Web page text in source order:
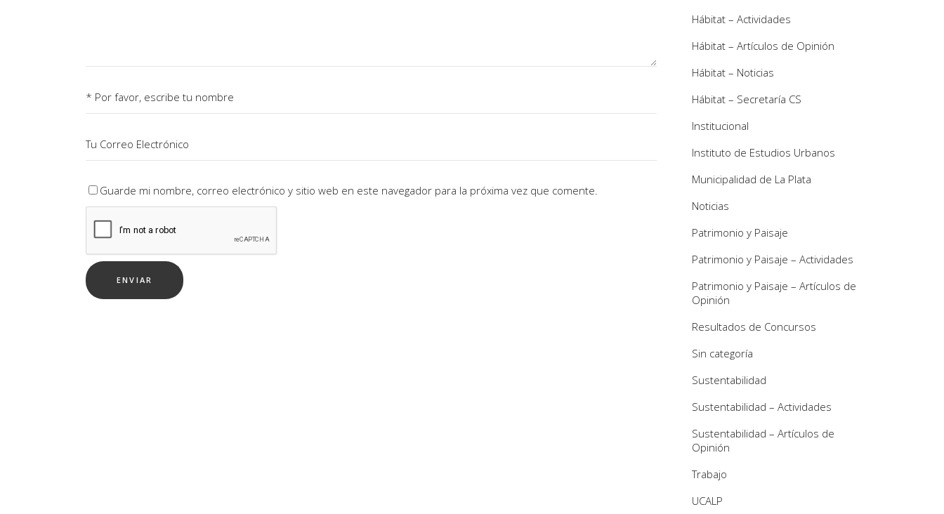
Guarde mi nombre, correo electrónico y sitio web en este navegador para la próxima vez que comente.
Hábitat – Actividades
Hábitat – Artículos de Opinión
Hábitat – Noticias
Hábitat – Secretaría CS
Institucional
Instituto de Estudios Urbanos
Municipalidad de La Plata
Noticias
Patrimonio y Paisaje
Patrimonio y Paisaje – Actividades
Patrimonio y Paisaje – Artículos de
Opinión
Resultados de Concursos
Sin categoría
Sustentabilidad
Sustentabilidad – Actividades
Sustentabilidad – Artículos de
Opinión
Trabajo
UCALP